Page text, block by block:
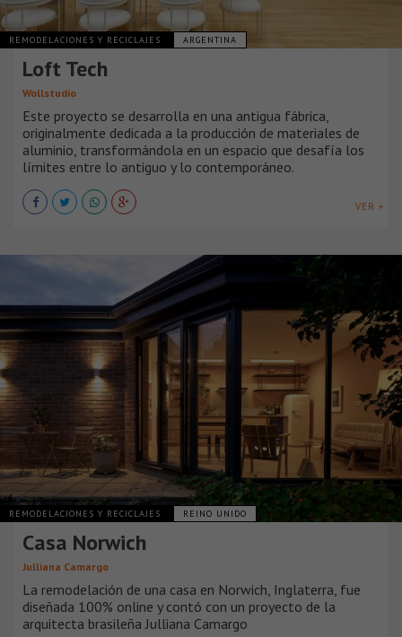
REMODELACIONES Y RECICLAJES ARGENTINA
Loft Tech
Wollstudio
Este proyecto se desarrolla en una antigua fábrica,
originalmente dedicada a la producción de materiales de
aluminio, transformándola en un espacio que desafía los
límites entre lo antiguo y lo contemporáneo.
VER +
REMODELACIONES Y RECICLAJES REINO UNIDO
Casa Norwich
Julliana Camargo
La remodelación de una casa en Norwich, Inglaterra, fue
diseñada 100% online y contó con un proyecto de la
arquitecta brasileña Julliana Camargo